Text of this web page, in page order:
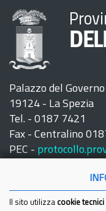
Palazzo del
19124 - La Spezia
Tel. - 0187 7421
Fax - Centralino
PEC -
Il sito utilizza cookie tecnici